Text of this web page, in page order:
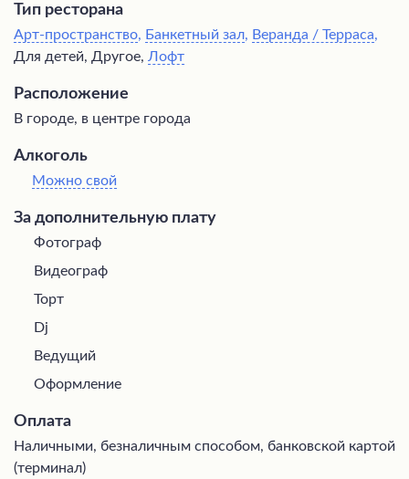
Тип ресторана
Арт-пространство, Банкетный зал, Веранда / Терраса,
Для детей, Другое, Лофт
Расположение
В городе, в центре города
Алкоголь
Можно свой
За дополнительную плату
Фотограф
Видеограф
Торт
Dj
Ведущий
Оформление
Оплата
Наличными, безналичным способом, банковской картой
(терминал)